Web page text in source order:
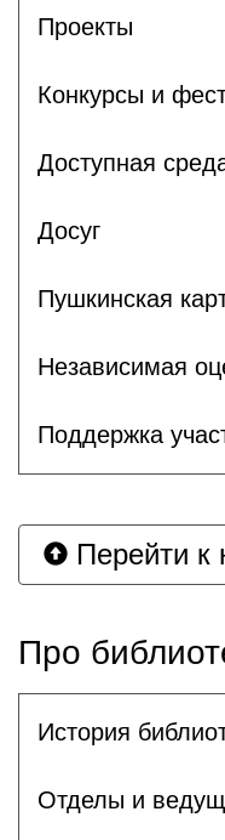
Проекты
Конкурсы и
Доступная
Досуг
Пушкинская
Независимая
Поддержка
Перейти к
Про
История
Отделы и